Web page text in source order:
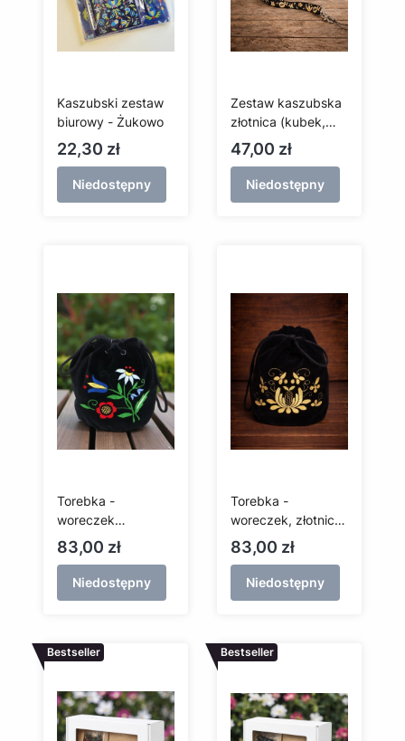
Kaszubski zestaw
biurowy - Żukowo
Cena
22,30 zł
Niedostępny
Zestaw kaszubska
złotnica (kubek,
podkładka pod
mysz, smycz)
Cena
47,00 zł
Niedostępny
Torebka -
woreczek
kaszubski
Cena
83,00 zł
Niedostępny
Torebka -
woreczek, złotnica
kaszubska
Cena
83,00 zł
Niedostępny
Bestseller Bestseller